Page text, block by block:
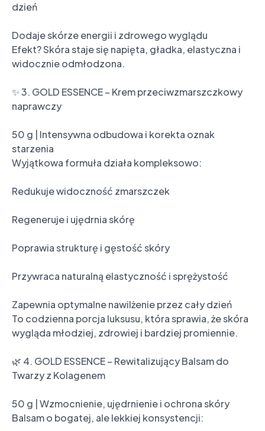
dzień
Dodaje skórze energii i zdrowego wyglądu
Efekt? Skóra staje się napięta, gładka, elastyczna i
widocznie odmłodzona.
✨ 3. GOLD ESSENCE – Krem przeciwzmarszczkowy
naprawczy
50 g | Intensywna odbudowa i korekta oznak
starzenia
Wyjątkowa formuła działa kompleksowo:
Redukuje widoczność zmarszczek
Regeneruje i ujędrnia skórę
Poprawia strukturę i gęstość skóry
Przywraca naturalną elastyczność i sprężystość
Zapewnia optymalne nawilżenie przez cały dzień
To codzienna porcja luksusu, która sprawia, że skóra
wygląda młodziej, zdrowiej i bardziej promiennie.
🌿 4. GOLD ESSENCE – Rewitalizujący Balsam do
Twarzy z Kolagenem
50 g | Wzmocnienie, ujędrnienie i ochrona skóry
Balsam o bogatej, ale lekkiej konsystencji: